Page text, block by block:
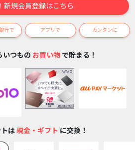
新規会員登録はこちら
行で アプリで カンタンに
いつもの お買い物で貯まる！
は現金・ギフト に交換！